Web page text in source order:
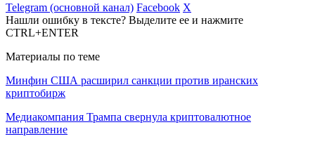
Telegram (основной канал) Facebook X
Нашли ошибку в тексте? Выделите ее и нажмите
CTRL+ENTER
Материалы по теме
Минфин США расширил санкции против иранских
криптобирж
Медиакомпания Трампа свернула криптовалютное
направление